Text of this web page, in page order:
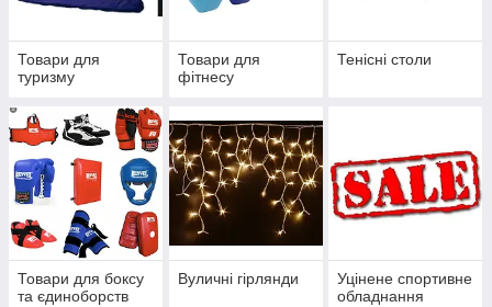
Товари для
туризму
Товари для
фітнесу
Тенісні столи
Товари для боксу
та єдиноборств
Вуличні гірлянди
Уцінене спортивне
обладнання